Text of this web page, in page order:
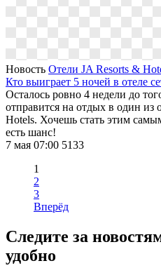
Новость Отели JA Resorts &
Кто выиграет 5 ночей в отеле
Осталось ровно 4 недели до
отправится на отдых в один из
Hotels. Хочешь стать этим
есть шанс!
7 мая 07:00 5133
1
2
3
Вперёд
Следите за
удобно